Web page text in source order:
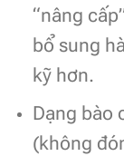
“nâng
bổ sung
kỹ hơn.
Dạng bào
(không